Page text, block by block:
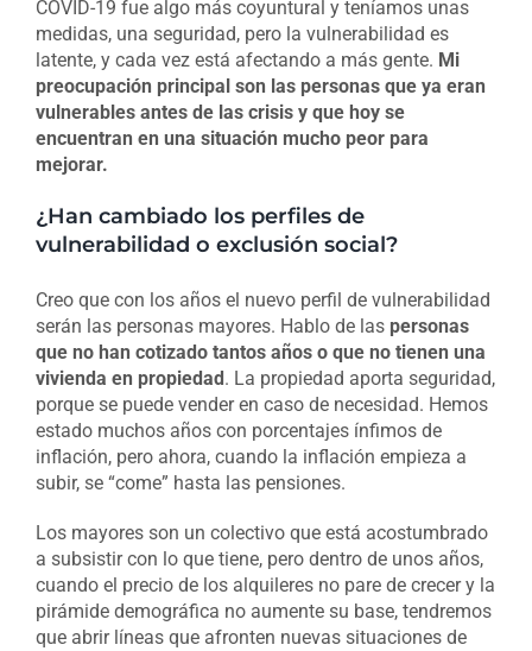
COVID-19 fue algo más coyuntural y teníamos unas
medidas, una seguridad, pero la vulnerabilidad es
latente, y cada vez está afectando a más gente. Mi
preocupación principal son las personas que ya eran
vulnerables antes de las crisis y que hoy se
encuentran en una situación mucho peor para
mejorar.
¿Han cambiado los perfiles de
vulnerabilidad o exclusión social?
Creo que con los años el nuevo perfil de vulnerabilidad
serán las personas mayores. Hablo de las personas
que no han cotizado tantos años o que no tienen una
vivienda en propiedad. La propiedad aporta seguridad,
porque se puede vender en caso de necesidad. Hemos
estado muchos años con porcentajes ínfimos de
inflación, pero ahora, cuando la inflación empieza a
subir, se “come” hasta las pensiones.
Los mayores son un colectivo que está acostumbrado
a subsistir con lo que tiene, pero dentro de unos años,
cuando el precio de los alquileres no pare de crecer y la
pirámide demográfica no aumente su base, tendremos
que abrir líneas que afronten nuevas situaciones de